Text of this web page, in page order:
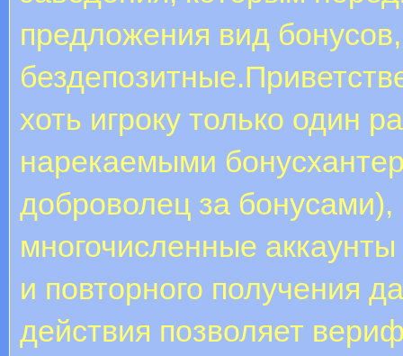
предложения вид
хоть игроку только один
нарекаемыми
доброволец за
многочисленные
и повторного получения
действия позволяет